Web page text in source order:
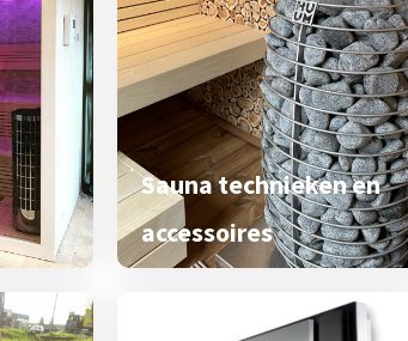
Sauna technieken en
accessoires